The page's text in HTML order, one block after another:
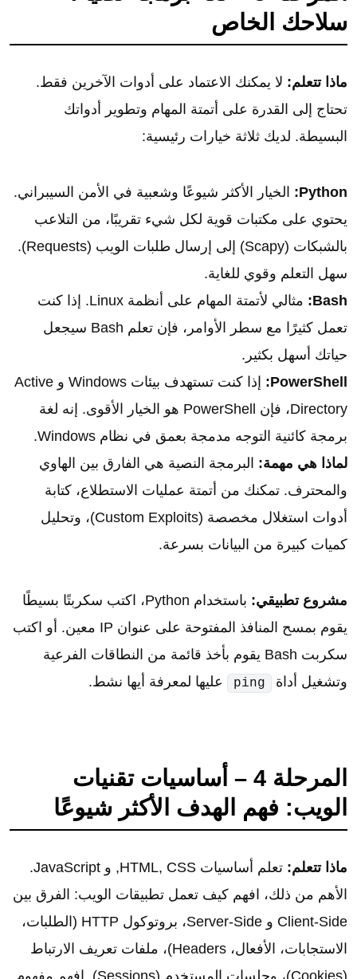
سلاحك الخاص
ماذا تتعلم: لا يمكنك الاعتماد على أدوات الآخرين فقط.
تحتاج إلى القدرة على أتمتة المهام وتطوير أدواتك
البسيطة. لديك ثلاثة خيارات رئيسية:
Python:
الخيار الأكثر شيوعًا وشعبية في الأمن السيبراني.
يحتوي على مكتبات قوية لكل شيء تقريبًا، من التلاعب
بالشبكات (Scapy) إلى إرسال طلبات الويب (Requests).
سهل التعلم وقوي للغاية.
Bash:
مثالي لأتمتة المهام على أنظمة Linux. إذا كنت
تعمل كثيرًا مع سطر الأوامر، فإن تعلم Bash سيجعل
حياتك أسهل بكثير.
PowerShell:
إذا كنت تستهدف بيئات Windows و Active
Directory، فإن PowerShell هو الخيار الأقوى. إنه لغة
برمجة كائنية التوجه مدمجة بعمق في نظام Windows.
لماذا هي مهمة: البرمجة النصية هي الفارق بين الهاوي
والمحترف. تمكنك من أتمتة عمليات الاستطلاع، كتابة
أدوات استغلال مخصصة (Custom Exploits)، وتحليل
كميات كبيرة من البيانات بسرعة.
مشروع تطبيقي:
باستخدام Python، اكتب سكربتًا بسيطًا
يقوم بمسح المنافذ المفتوحة على عنوان IP معين. أو اكتب
سكربت Bash يقوم بأخذ قائمة من النطاقات الفرعية
وتشغيل أداة
ping عليها لمعرفة أيها نشط.
المرحلة 4 – أساسيات تقنيات
الويب: فهم الهدف الأكثر شيوعًا
ماذا تتعلم:
تعلم أساسيات HTML, CSS, و JavaScript.
الأهم من ذلك، افهم كيف تعمل تطبيقات الويب: الفرق بين
Client-Side و Server-Side، بروتوكول HTTP (الطلبات،
الاستجابات، الأفعال، Headers)، ملفات تعريف الارتباط